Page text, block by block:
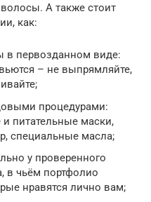
А также стоит
как:
в первозданном виде:
– не выпрямляйте,
процедурами:
питательные маски,
специальные масла;
у проверенного
в чьём портфолио
нравятся лично вам;